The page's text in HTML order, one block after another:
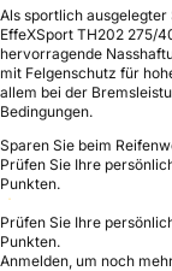
Als sportlich
EffeXSport TH202 275/
hervorragende
mit Felgenschutz für
allem bei der
Bedingungen.
Sparen Sie beim
Prüfen Sie Ihre
Punkten.
Prüfen Sie Ihre
Punkten.
Anmelden, um noch